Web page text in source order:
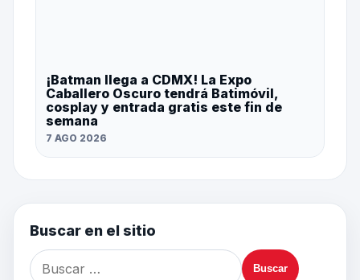
¡Batman llega a CDMX! La Expo
Caballero Oscuro tendrá Batimóvil,
cosplay y entrada gratis este fin de
semana
7 AGO 2026
Buscar en el sitio